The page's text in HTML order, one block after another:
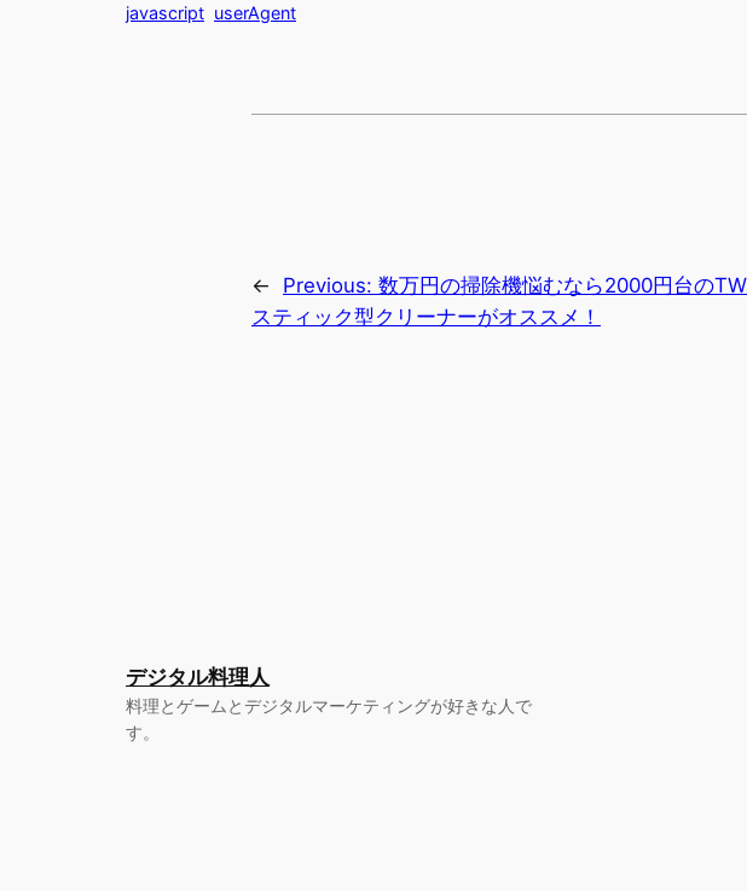
javascript userAgent
← Previous: 数万円の掃除機悩むなら2000円台の
スティック型クリーナーがオススメ！
デジタル料理人
料理とゲームとデジタルマーケティングが好きな人で
す。